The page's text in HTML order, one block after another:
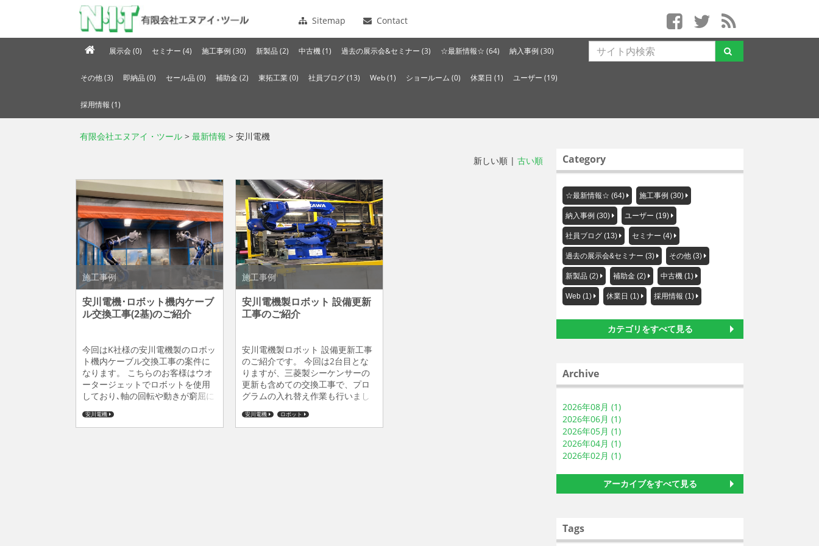
Sitemap Contact
展示会 (0) セミナー (4) 施工事例 (30) 新製品 (2) 中古機 (1) 過去の展示会&セミナー (3) ☆最新情報☆ (64) 納入事例 (30)
その他 (3) 即納品 (0) セール品 (0) 補助金 (2) 東拓工業 (0) 社員ブログ (13) Web (1) ショールーム (0) 休業日 (1) ユーザー (19)
採用情報 (1)
有限会社エヌアイ・ツール >最新情報 > 安川電機
新しい順 |古い順
施工事例
安川電機･ロボット機内ケーブ
ル交換工事(2基)のご紹介
今回はK社様の安川電機製のロボッ
ト機内ケーブル交換工事の案件に
なります。 こちらのお客様はウオ
ータージェットでロボットを使用
しており､軸の回転や動きが窮屈に
荷が掛かるため定期的に交換をし
ております。 ご検討の際はぜひ弊
安川電機
施工事例
安川電機製ロボット 設備更新
工事のご紹介
安川電機製ロボット 設備更新工事
のご紹介です。 今回は2台目とな
りますが、三菱製シーケンサーの
更新も含めての交換工事で、プロ
グラムの入れ替え作業も行いまし
入でご検討がございましたら、是
非とも弊社までお気軽にご相談く
安川電機 ロボット
Category
☆最新情報☆ (64) 施工事例 (30)
納入事例 (30) ユーザー (19)
社員ブログ (13) セミナー (4)
過去の展示会&セミナー (3) その他 (3)
新製品 (2) 補助金 (2) 中古機 (1)
Web (1) 休業日 (1) 採用情報 (1)
カテゴリをすべて見る
Archive
2026年08月 (1)
2026年06月 (1)
2026年05月 (1)
2026年04月 (1)
2026年02月 (1)
アーカイブをすべて見る
Tags